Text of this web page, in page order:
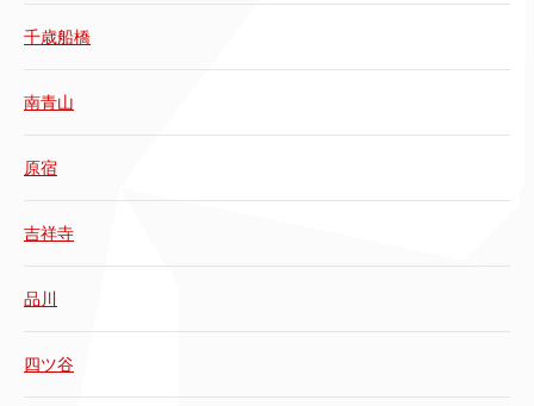
千歳船橋
南青山
原宿
吉祥寺
品川
四ツ谷